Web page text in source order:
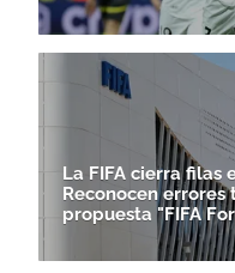
La FIFA cierra filas
Reconocen
propuesta "FIFA